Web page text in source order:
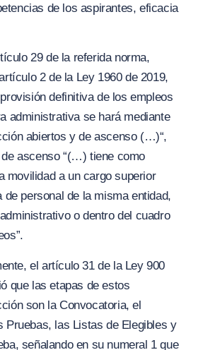
de los aspirantes, eficacia
29 de la referida norma,
2 de la Ley 1960 de 2019,
provisión definitiva de los empleos
administrativa se hará mediante
abiertos y de ascenso (…)“,
ascenso “(…) tiene como
movilidad a un cargo superior
de personal de la misma entidad,
o dentro del cuadro
el artículo 31 de la Ley 900
que las etapas de estos
son la Convocatoria,el
Pruebas, las Listas de Elegibles y
señalando en su numeral 1 que